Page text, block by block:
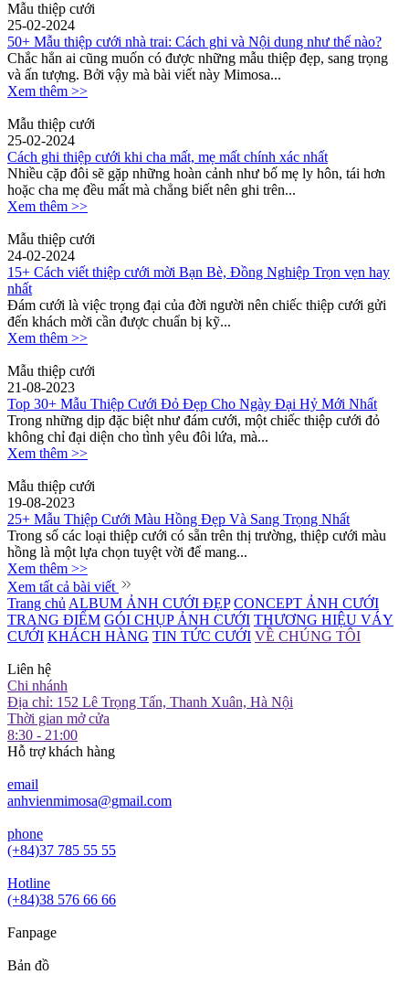
Mẫu thiệp cưới
25-02-2024
50+ Mẫu thiệp cưới nhà trai: Cách ghi và Nội dung như thế nào?
Chắc hẳn ai cũng muốn có được những mẫu thiệp đẹp, sang trọng
và ấn tượng. Bởi vậy mà bài viết này Mimosa...
Xem thêm >>
Mẫu thiệp cưới
25-02-2024
Cách ghi thiệp cưới khi cha mất, mẹ mất chính xác nhất
Nhiều cặp đôi sẽ gặp những hoàn cảnh như bố mẹ ly hôn, tái hơn
hoặc cha mẹ đều mất mà chẳng biết nên ghi trên...
Xem thêm >>
Mẫu thiệp cưới
24-02-2024
15+ Cách viết thiệp cưới mời Bạn Bè, Đồng Nghiệp Trọn vẹn hay
nhất
Đám cưới là việc trọng đại của đời người nên chiếc thiệp cưới gửi
đến khách mời cần được chuẩn bị kỹ...
Xem thêm >>
Mẫu thiệp cưới
21-08-2023
Top 30+ Mẫu Thiệp Cưới Đỏ Đẹp Cho Ngày Đại Hỷ Mới Nhất
Trong những dịp đặc biệt như đám cưới, một chiếc thiệp cưới đỏ
không chỉ đại diện cho tình yêu đôi lứa, mà...
Xem thêm >>
Mẫu thiệp cưới
19-08-2023
25+ Mẫu Thiệp Cưới Màu Hồng Đẹp Và Sang Trọng Nhất
Trong số các loại thiệp cưới có sẵn trên thị trường, thiệp cưới màu
hồng là một lựa chọn tuyệt vời để mang...
Xem thêm >>
Xem tất cả bài viết
Trang chủ ALBUM ẢNH CƯỚI ĐẸP CONCEPT ẢNH CƯỚI
TRANG ĐIỂM GÓI CHỤP ẢNH CƯỚI THƯƠNG HIỆU VÁY
CƯỚI KHÁCH HÀNG TIN TỨC CƯỚI VỀ CHÚNG TÔI
Liên hệ
Chi nhánh
Địa chỉ: 152 Lê Trọng Tấn, Thanh Xuân, Hà Nội
Thời gian mở cửa
8:30 - 21:00
Hỗ trợ khách hàng
email
anhvienmimosa@gmail.com
phone
(+84)37 785 55 55
Hotline
(+84)38 576 66 66
Fanpage
Bản đồ